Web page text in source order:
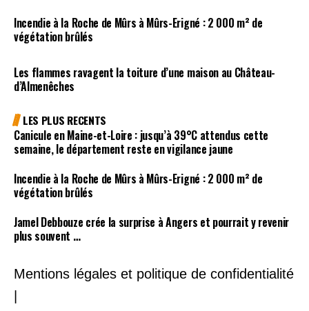
Incendie à la Roche de Mûrs à Mûrs-Erigné : 2 000 m² de
végétation brûlés
Les flammes ravagent la toiture d’une maison au Château-
d’Almenêches
LES PLUS RECENTS
Canicule en Maine-et-Loire : jusqu’à 39°C attendus cette
semaine, le département reste en vigilance jaune
Incendie à la Roche de Mûrs à Mûrs-Erigné : 2 000 m² de
végétation brûlés
Jamel Debbouze crée la surprise à Angers et pourrait y revenir
plus souvent …
Mentions légales et politique de confidentialité